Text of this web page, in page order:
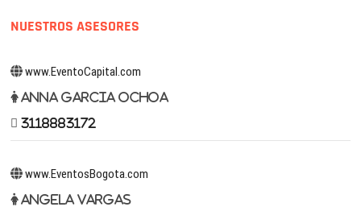
NUESTROS ASESORES
www.EventoCapital.com
Anna Garcia Ochoa
3118883172
www.EventosBogota.com
Angela Vargas